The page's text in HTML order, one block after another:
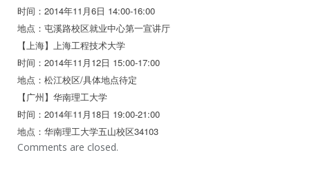
时间：2014年11月6日 14:00-16:00
地点：屯溪路校区就业中心第一宣讲厅
【上海】上海工程技术大学
时间：2014年11月12日 15:00-17:00
地点：松江校区/具体地点待定
【广州】华南理工大学
时间：2014年11月18日 19:00-21:00
地点：华南理工大学五山校区34103
Comments are closed.